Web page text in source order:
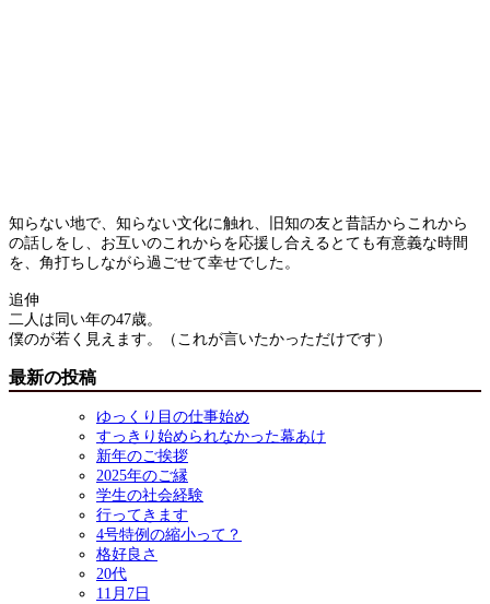
知らない地で、知らない文化に触れ、旧知の友と昔話からこれから
の話しをし、お互いのこれからを応援し合えるとても有意義な時間
を、角打ちしながら過ごせて幸せでした。
追伸
二人は同い年の47歳。
僕のが若く見えます。（これが言いたかっただけです）
最新の投稿
ゆっくり目の仕事始め
すっきり始められなかった幕あけ
新年のご挨拶
2025年のご縁
学生の社会経験
行ってきます
4号特例の縮小って？
格好良さ
20代
11月7日